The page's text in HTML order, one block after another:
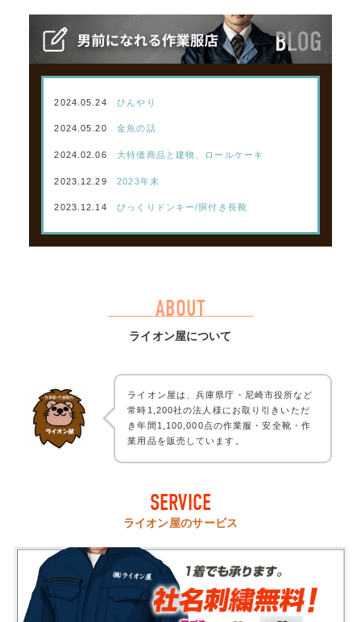
2024.05.24 ひんやり
2024.05.20 金魚の話
2024.02.06 大特価商品と建物、ロールケーキ
2023.12.29 2023年末
2023.12.14 びっくりドンキー/胴付き長靴
ABOUT
ライオン屋について
ライオン屋は、兵庫県庁・尼崎市役所など
常時1,200社の法人様にお取り引きいただ
き年間1,100,000点の作業服・安全靴・作
業用品を販売しています。
SERVICE
ライオン屋のサービス